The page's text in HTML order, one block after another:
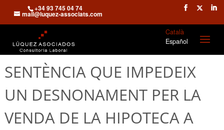
+34 93 745 04 74
mail@luquez-associats.com
Català
Español
SENTÈNCIA QUE IMPEDEIX
UN DESNONAMENT PER LA
VENDA DE LA HIPOTECA A